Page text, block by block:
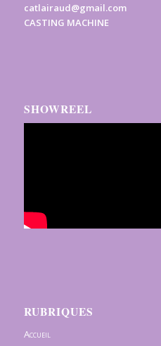
catlairaud@gmail.com
CASTING MACHINE
SHOWREEL
RUBRIQUES
Accueil